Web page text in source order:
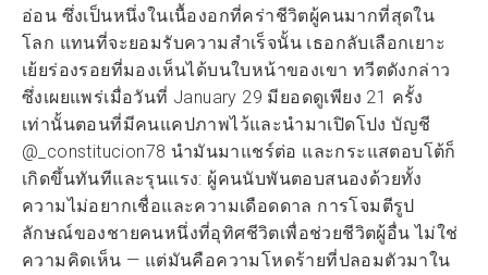
อ่อน ซึ่งเป็นหนึ่งในเนื้องอกที่คร่าชีวิตผู้คนมากที่สุดใน
โลก แทนที่จะยอมรับความสำเร็จนั้น เธอกลับเลือกเยาะ
เย้ยร่องรอยที่มองเห็นได้บนใบหน้าของเขา ทวีตดังกล่าว
ซึ่งเผยแพร่เมื่อวันที่ January 29 มียอดดูเพียง 21 ครั้ง
เท่านั้นตอนที่มีคนแคปภาพไว้และนำมาเปิดโปง บัญชี
@_constitucion78 นำมันมาแชร์ต่อ และกระแสตอบโต้ก็
เกิดขึ้นทันทีและรุนแรง: ผู้คนนับพันตอบสนองด้วยทั้ง
ความไม่อยากเชื่อและความเดือดดาล การโจมตีรูป
ลักษณ์ของชายคนหนึ่งที่อุทิศชีวิตเพื่อช่วยชีวิตผู้อื่น ไม่ใช่
ความคิดเห็น — แต่มันคือความโหดร้ายที่ปลอมตัวมาใน